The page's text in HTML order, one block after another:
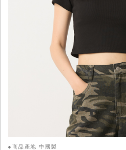
●商品產地 中國製